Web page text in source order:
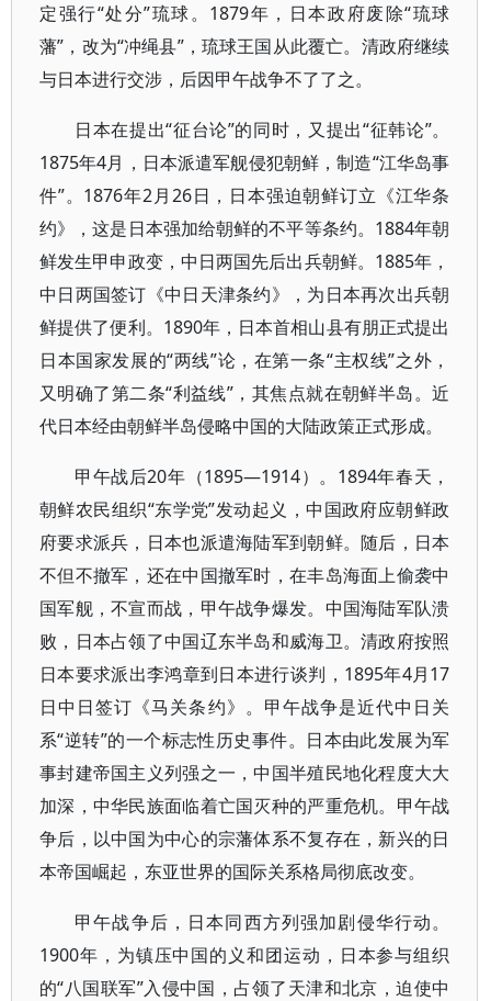
定强行“处分”琉球。1879年，日本政府废除“琉球
藩”，改为“冲绳县”，琉球王国从此覆亡。清政府继续
与日本进行交涉，后因甲午战争不了了之。
日本在提出“征台论”的同时，又提出“征韩论”。
1875年4月，日本派遣军舰侵犯朝鲜，制造“江华岛事
件”。1876年2月26日，日本强迫朝鲜订立《江华条
约》，这是日本强加给朝鲜的不平等条约。1884年朝
鲜发生甲申政变，中日两国先后出兵朝鲜。1885年，
中日两国签订《中日天津条约》，为日本再次出兵朝
鲜提供了便利。1890年，日本首相山县有朋正式提出
日本国家发展的“两线”论，在第一条“主权线”之外，
又明确了第二条“利益线”，其焦点就在朝鲜半岛。近
代日本经由朝鲜半岛侵略中国的大陆政策正式形成。
甲午战后20年（1895—1914）。1894年春天，
朝鲜农民组织“东学党”发动起义，中国政府应朝鲜政
府要求派兵，日本也派遣海陆军到朝鲜。随后，日本
不但不撤军，还在中国撤军时，在丰岛海面上偷袭中
国军舰，不宣而战，甲午战争爆发。中国海陆军队溃
败，日本占领了中国辽东半岛和威海卫。清政府按照
日本要求派出李鸿章到日本进行谈判，1895年4月17
日中日签订《马关条约》。甲午战争是近代中日关
系“逆转”的一个标志性历史事件。日本由此发展为军
事封建帝国主义列强之一，中国半殖民地化程度大大
加深，中华民族面临着亡国灭种的严重危机。甲午战
争后，以中国为中心的宗藩体系不复存在，新兴的日
本帝国崛起，东亚世界的国际关系格局彻底改变。
甲午战争后，日本同西方列强加剧侵华行动。
1900年，为镇压中国的义和团运动，日本参与组织
的“八国联军”入侵中国，占领了天津和北京，迫使中